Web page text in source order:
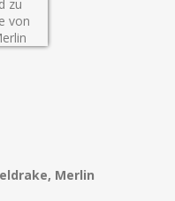
Merlin